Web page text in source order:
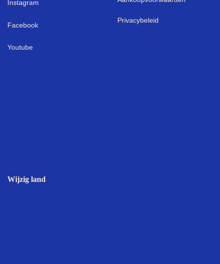
Instagram
Facebook
Youtube
Privacybeleid
Wijzig land